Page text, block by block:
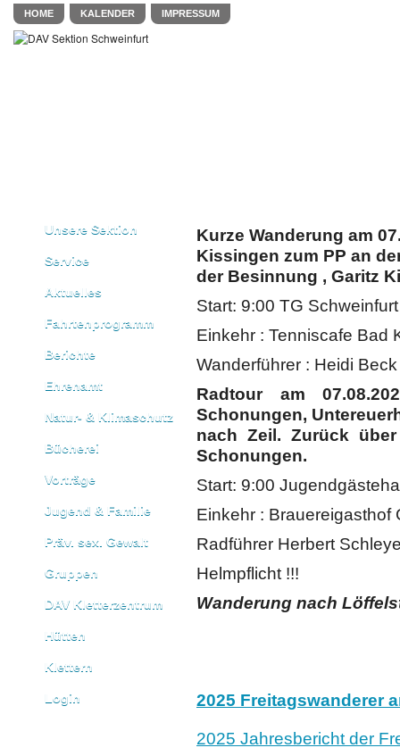
HOME KALENDER IMPRESSUM
Unsere Sektion
Service
Aktuelles
Fahrtenprogramm
Berichte
Ehrenamt
Natur- & Klimaschutz
Bücherei
Vorträge
Jugend & Familie
Präv. sex. Gewalt
Gruppen
DAV Kletterzentrum
Hütten
Klettern
Login
Kurze Wanderung am
Kissingen zum PP an
der Besinnung , Garitz
Start: 9:00 TG Schweinfurt
Einkehr : Tenniscafe Bad
Wanderführer : Heidi Beck
Radtour am
Schonungen,
nach Zeil. Zurück
Schonungen.
Start: 9:00
Einkehr : Brauereigasthof
Radführer Herbert
Helmpflicht !!!
Wanderung nach
2025 Freitagswanderer
2025 Jahresbericht der